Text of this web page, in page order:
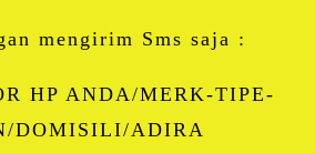
mengirim Sms saja :
HP ANDA/MERK-TIPE-
DOMISILI/ADIRA